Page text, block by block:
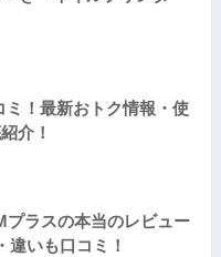
！最新おトク情報・使
介！
プラスの本当のレビュー
違いも口コミ！